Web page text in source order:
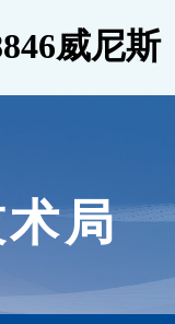
威尼斯
局